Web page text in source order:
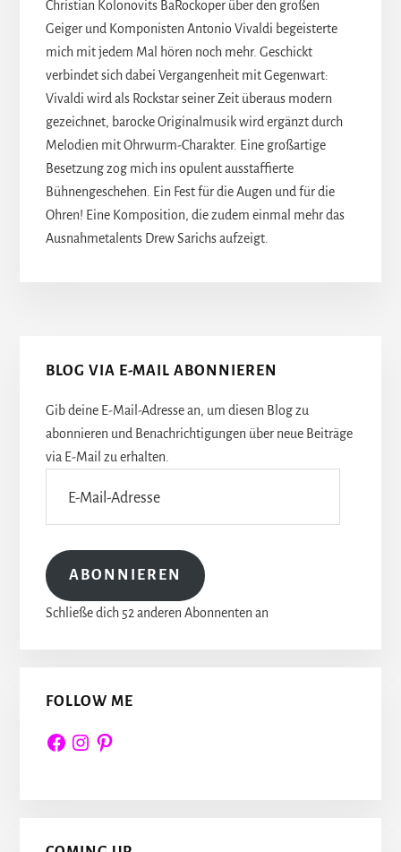
Christian Kolonovits BaRockoper über den großen
Geiger und Komponisten Antonio Vivaldi begeisterte
mich mit jedem Mal hören noch mehr. Geschickt
verbindet sich dabei Vergangenheit mit Gegenwart:
Vivaldi wird als Rockstar seiner Zeit überaus modern
gezeichnet, barocke Originalmusik wird ergänzt durch
Melodien mit Ohrwurm-Charakter. Eine großartige
Besetzung zog mich ins opulent ausstaffierte
Bühnengeschehen. Ein Fest für die Augen und für die
Ohren! Eine Komposition, die zudem einmal mehr das
Ausnahmetalents Drew Sarichs aufzeigt.
Seitenspalte
BLOG VIA E-MAIL ABONNIEREN
Gib deine E-Mail-Adresse an, um diesen Blog zu
abonnieren und Benachrichtigungen über neue Beiträge
via E-Mail zu erhalten.
Mail-
Adresse
ABONNIEREN
Schließe dich 52 anderen Abonnenten an
FOLLOW ME
FacebookInstagram
Pinterest